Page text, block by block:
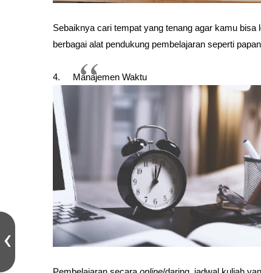
Sebaiknya cari tempat yang tenang agar kamu
berbagai alat pendukung pembelajaran seperti
4. Manajemen Waktu